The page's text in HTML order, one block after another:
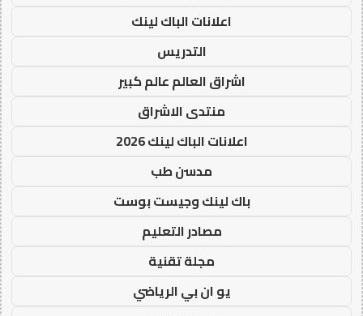
اعلانات الباك لينك
التدريس
اشراق العالم عالم كبير
منتدى الاشراق
اعلانات الباك لينك 2026
مدسن طب
باك لينك وجيست بوست
مصادر التعليم
مجلة تقنية
يو ان بي الرياضي